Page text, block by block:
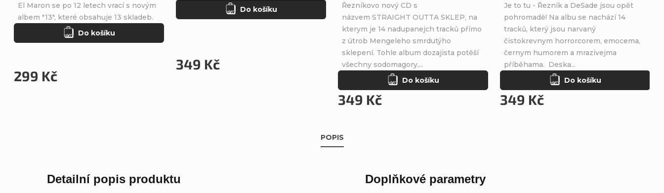
299 Kč
Do košíku
El Maron se po 12 letech vrací s novým
albem "13", které obsahuje 13 skladeb.
349 Kč
Do košíku
349 Kč
Do košíku
Řezníkovo nový CD s
názvem STRAIGHT OUTTA SKLEP, na
kterym je 14 nadupanejch tracků přímo
z útrob Mengeleho smrdutýho
sklepení. Tohle album dozajista potěší
všechny sodomagory,...
349 Kč
Do košíku
Je to tu - Řezník a DeSade jsou opět
pohromadě! Na albu se nachází 14
tracků, který jsou narvaný
čistokrevnym horrorcorem, emocema,
černym humorem a mrazivejma
příběhama. Deska...
POPIS
Detailní popis produktu Doplňkové parametry